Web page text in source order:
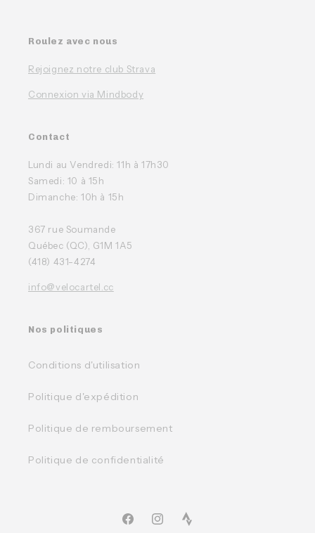
Roulez avec nous
Rejoignez notre club Strava
Connexion via Mindbody
Contact
Lundi au Vendredi: 11h à 17h30
Samedi: 10 à 15h
Dimanche: 10h à 15h
367 rue Soumande
Québec (QC), G1M 1A5
(418) 431-4274
info@velocartel.cc
Nos politiques
Conditions d'utilisation
Politique d'expédition
Politique de remboursement
Politique de confidentialité
FacebookInstagramTikTok